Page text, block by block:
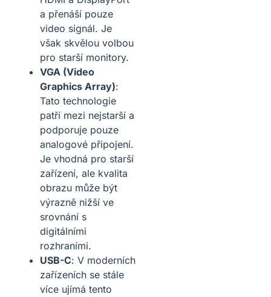
a přenáší pouze
video signál. Je
však skvělou volbou
pro starší monitory.
VGA (Video
Graphics Array):
Tato technologie
patří mezi nejstarší a
podporuje pouze
analogové připojení.
Je vhodná pro starší
zařízení, ale kvalita
obrazu může být
výrazně nižší ve
srovnání s
digitálními
rozhraními.
USB-C: V moderních
zařízeních se stále
více ujímá tento